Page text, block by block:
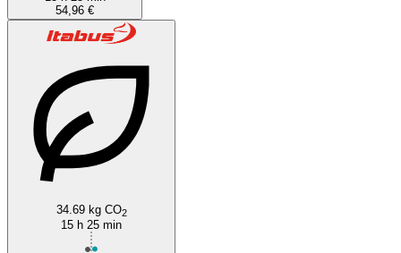
54,96 €
34.69 kg CO2
15 h 25 min